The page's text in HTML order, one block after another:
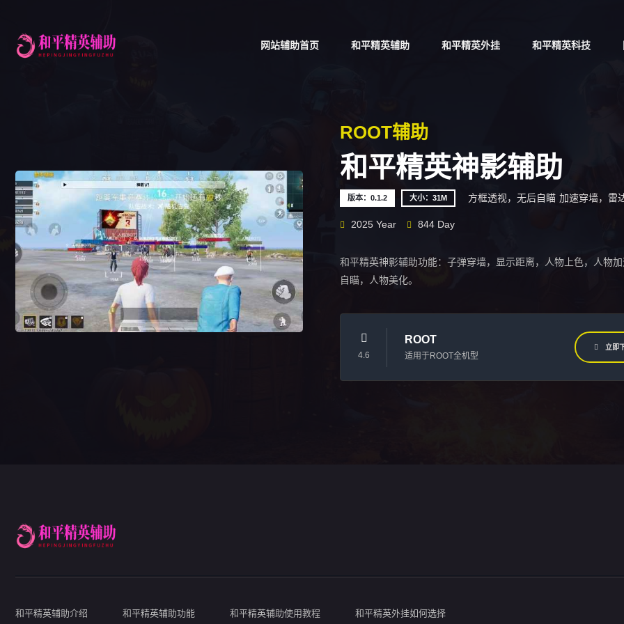
网站辅助首页 和平精英辅助 和平精英外挂 和平精英科技
ROOT辅助
和平精英神影辅助
版本：0.1.2 大小：31M 方框透视，无后自瞄 加速穿墙，雷
2025 Year 844 Day
和平精英神影辅助功能：子弹穿墙，显示距离，人物上色，人物
自瞄，人物美化。
4.6
ROOT
适用于ROOT全机型
立即
和平精英辅助介绍 和平精英辅助功能 和平精英辅助使用教程 和平精英外挂如何选择